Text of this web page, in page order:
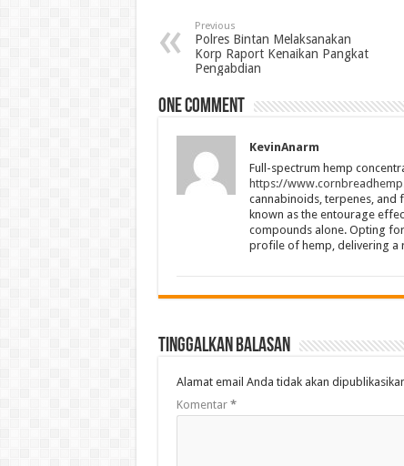
Previous
Polres Bintan Melaksanakan
Korp Raport Kenaikan Pangkat
Pengabdian
One comment
KevinAnarm
Full-spectrum hemp
https://
cannabinoids, terpenes, and
known as the entourage
compounds alone. Opting
profile of hemp, delivering a
Tinggalkan Balasan
Alamat email Anda tidak akan
Komentar *